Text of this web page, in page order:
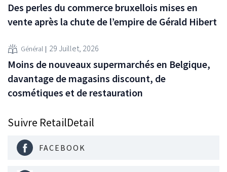
Des perles du commerce bruxellois mises en
vente après la chute de l’empire de Gérald Hibert
Général 29 Juillet, 2026
Moins de nouveaux supermarchés en Belgique,
davantage de magasins discount, de
cosmétiques et de restauration
Suivre RetailDetail
FACEBOOK